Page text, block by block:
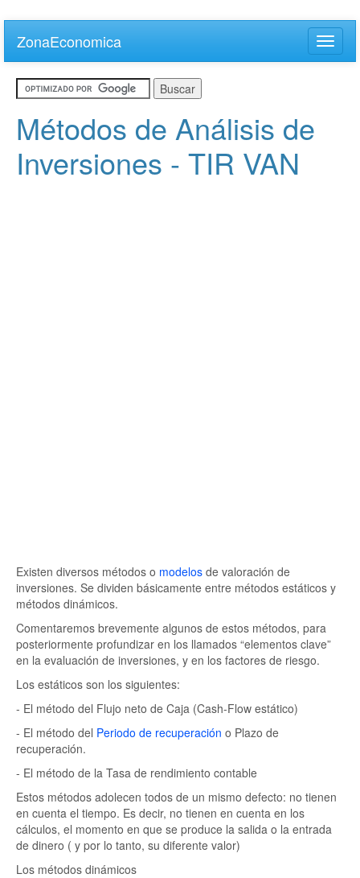
main
content
ZonaEconomica
Toggle
Métodos de Análisis de
Inversiones - TIR VAN
Existen diversos métodos o modelos de valoración de
inversiones. Se dividen básicamente entre métodos estáticos y
métodos dinámicos.
Comentaremos brevemente algunos de estos métodos, para
posteriormente profundizar en los llamados “elementos clave”
en la evaluación de inversiones, y en los factores de riesgo.
Los estáticos son los siguientes:
- El método del Flujo neto de Caja (Cash-Flow estático)
- El método del Periodo de recuperación o Plazo de
recuperación.
- El método de la Tasa de rendimiento contable
Estos métodos adolecen todos de un mismo defecto: no tienen
en cuenta el tiempo. Es decir, no tienen en cuenta en los
cálculos, el momento en que se produce la salida o la entrada
de dinero ( y por lo tanto, su diferente valor)
Los métodos dinámicos